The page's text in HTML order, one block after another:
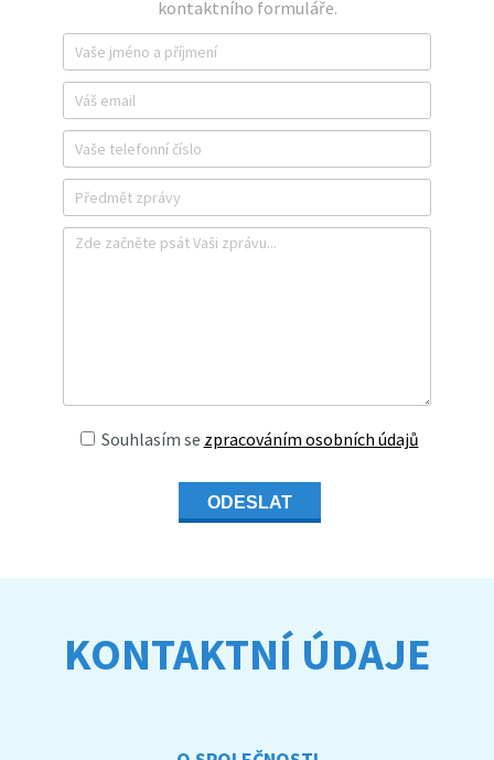
kontaktního formuláře.
Souhlasím se zpracováním osobních údajů
ODESLAT
KONTAKTNÍ ÚDAJE